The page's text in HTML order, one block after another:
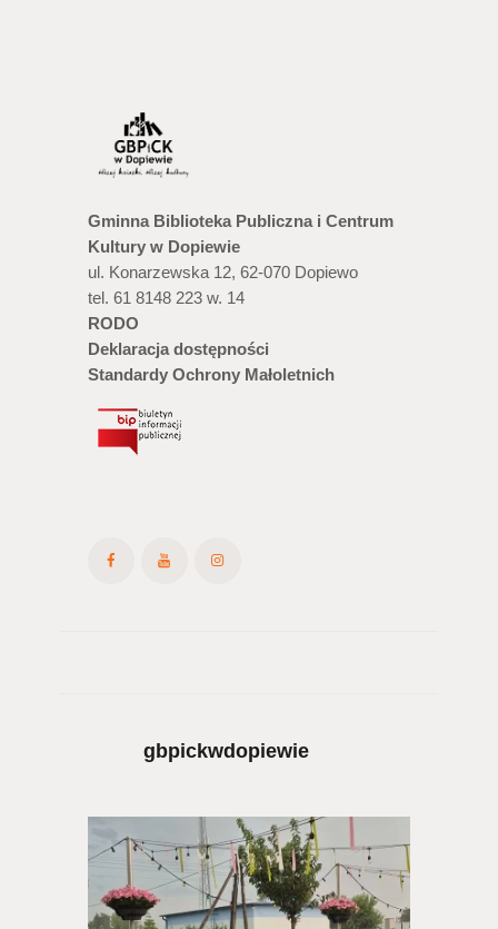
Gminna Biblioteka Publiczna i Centrum
Kultury w Dopiewie
ul. Konarzewska 12, 62-070 Dopiewo
tel. 61 8148 223 w. 14
RODO
Deklaracja dostępności
Standardy Ochrony Małoletnich
gbpickwdopiewie